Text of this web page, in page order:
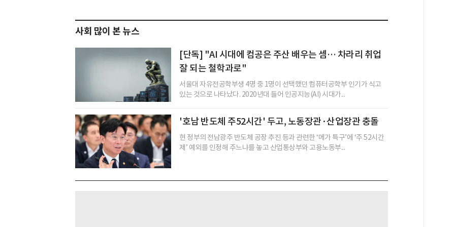
사회 많이 본 뉴스
[단독] "AI 시대에 컴공은 주산 배우는 셈… 차라리 취업
잘 되는 철학과로"
서울대 자유전공학부생 4명 중 1명이 선택했던 컴퓨터공학부 인기가 식고
있는 것으로 나타났다. 2020년대 들어 인공지능(AI) 시대가...
'호남 반도체 주52시간' 두고, 노동장관·산업장관 충돌
현 정부의 전남광주 반도체 공장 추진 등과 관련한 ‘메가 특구’에 ‘주 52시간
제’ 예외를 인정해 주느냐를 놓고 산업통상부와 고용노동부...